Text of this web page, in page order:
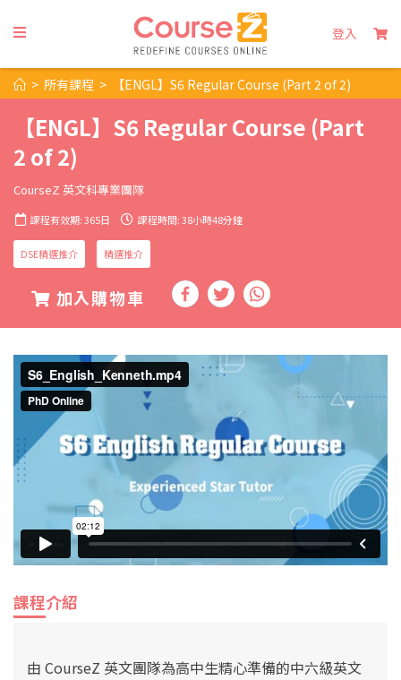
登入
> 所有課程 > 【ENGL】S6 Regular Course (Part 2 of 2)
【ENGL】S6 Regular Course (Part
2 of 2)
CourseZ 英文科專業團隊
課程有效期: 365日 課程時間: 38小時48分鐘
DSE精選推介 精選推介
加入購物車
課程介紹
由 CourseZ 英文團隊為高中生精心準備的中六級英文